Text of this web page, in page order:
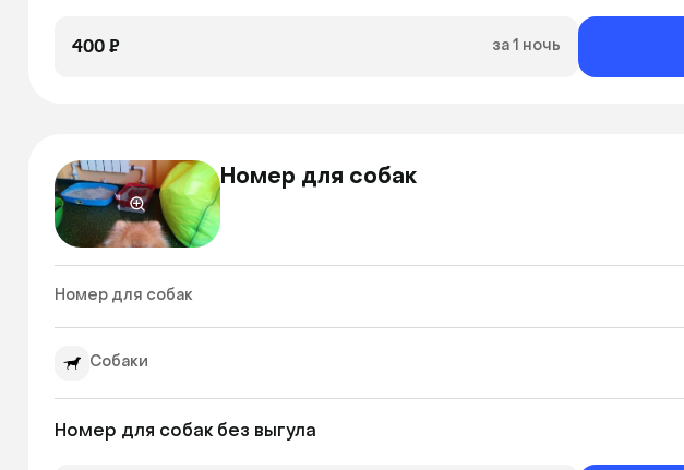
400 ₽ за 1 ночь
Номер для собак
Номер для собак
Собаки
Номер для собак без выгула